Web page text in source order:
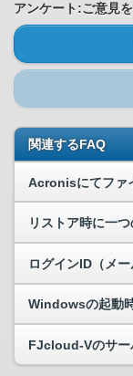
アンケート:ご意見
関連するFAQ
FJcloud-Vのサー